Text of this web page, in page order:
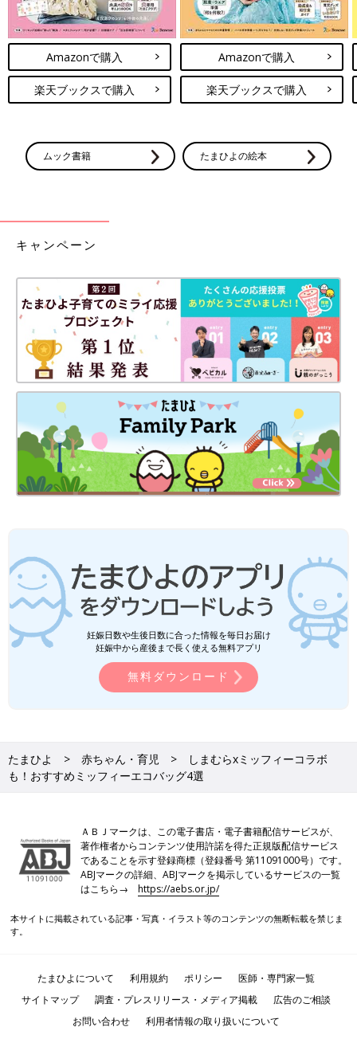
Amazonで購入
楽天ブックスで購入
Amazonで購入
楽天ブックスで購入
ムック書籍 たまひよの絵本
キャンペーン
妊娠日数や生後日数に合った情報を毎日お届け
妊娠中から産後まで長く使える無料アプリ
無料ダウンロード
たまひよ 赤ちゃん・育児
しまむらxミッフィーコラボ
も！おすすめミッフィーエコバッグ4選
ＡＢＪマークは、この電子書店・電子書籍配信サービスが、
著作権者からコンテンツ使用許諾を得た正規版配信サービス
であることを示す登録商標（登録番号 第11091000号）です。
ABJマークの詳細、ABJマークを掲示しているサービスの一覧
はこちら→https://aebs.or.jp/
本サイトに掲載されている記事・写真・イラスト等のコンテンツの無断転載を禁じま
す。
たまひよについて 利用規約 ポリシー
医師・専門家一覧
サイトマップ
調査・プレスリリース・メディア掲載
広告のご相談
お問い合わせ
利用者情報の取り扱いについて